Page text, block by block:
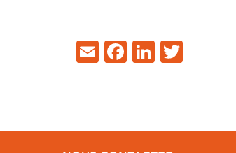
EmailFacebook
LinkedIn